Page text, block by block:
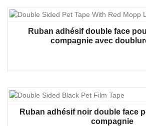
Ruban adhésif double face
compagnie avec
Ruban adhésif noir double face
compagnie